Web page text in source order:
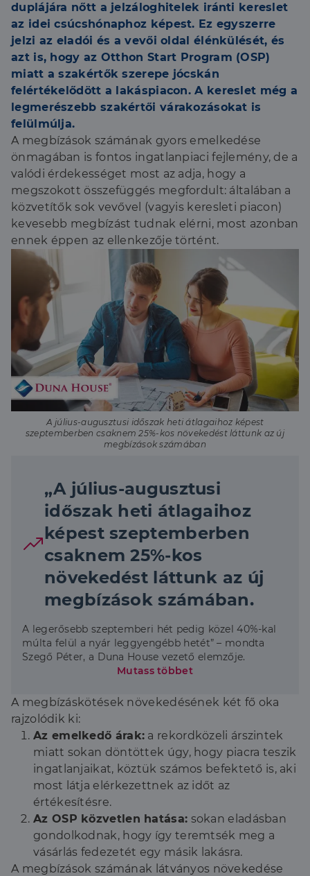
duplájára nőtt a jelzáloghitelek iránti kereslet
az idei csúcshónaphoz képest. Ez egyszerre
jelzi az eladói és a vevői oldal élénkülését, és
azt is, hogy az Otthon Start Program (OSP)
miatt a szakértők szerepe jócskán
felértékelődött a lakáspiacon. A kereslet még a
legmerészebb szakértői várakozásokat is
felülmúlja.
A megbízások számának gyors emelkedése
önmagában is fontos ingatlanpiaci fejlemény, de a
valódi érdekességet most az adja, hogy a
megszokott összefüggés megfordult: általában a
közvetítők sok vevővel (vagyis keresleti piacon)
kevesebb megbízást tudnak elérni, most azonban
ennek éppen az ellenkezője történt.
A július-augusztusi időszak heti átlagaihoz képest
szeptemberben csaknem 25%-kos növekedést láttunk az új
megbízások számában
„A július-augusztusi
időszak heti átlagaihoz
képest szeptemberben
csaknem 25%-kos
növekedést láttunk az új
megbízások számában.
A legerősebb szeptemberi hét pedig közel 40%-kal
múlta felül a nyár leggyengébb hetét” – mondta
Szegő Péter, a Duna House vezető elemzője.
Mutass többet
A megbízáskötések növekedésének két fő oka
rajzolódik ki:
Az emelkedő árak: a rekordközeli árszintek
miatt sokan döntöttek úgy, hogy piacra teszik
ingatlanjaikat, köztük számos befektető is, aki
most látja elérkezettnek az időt az
értékesítésre.
Az OSP közvetlen hatása: sokan eladásban
gondolkodnak, hogy így teremtsék meg a
vásárlás fedezetét egy másik lakásra.
A megbízások számának látványos növekedése